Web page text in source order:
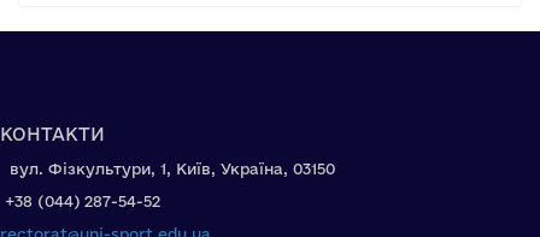
КОНТАКТИ
вул. Фізкультури, 1, Київ, Україна, 03150
+38 (044) 287-54-52
rectorat@uni-sport.edu.ua